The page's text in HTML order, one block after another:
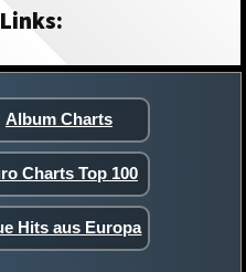
Album Charts
Charts Top 100
Hits aus Europa